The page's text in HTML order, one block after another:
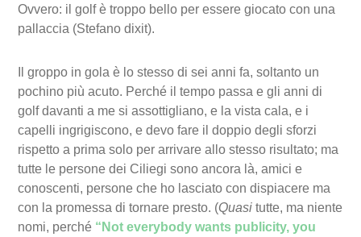
Ovvero: il golf è troppo bello per essere giocato con una
pallaccia (Stefano dixit).
Il groppo in gola è lo stesso di sei anni fa, soltanto un
pochino più acuto. Perché il tempo passa e gli anni di
golf davanti a me si assottigliano, e la vista cala, e i
capelli ingrigiscono, e devo fare il doppio degli sforzi
rispetto a prima solo per arrivare allo stesso risultato; ma
tutte le persone dei Ciliegi sono ancora là, amici e
conoscenti, persone che ho lasciato con dispiacere ma
con la promessa di tornare presto. (Quasi tutte, ma niente
nomi, perché “Not everybody wants publicity, you